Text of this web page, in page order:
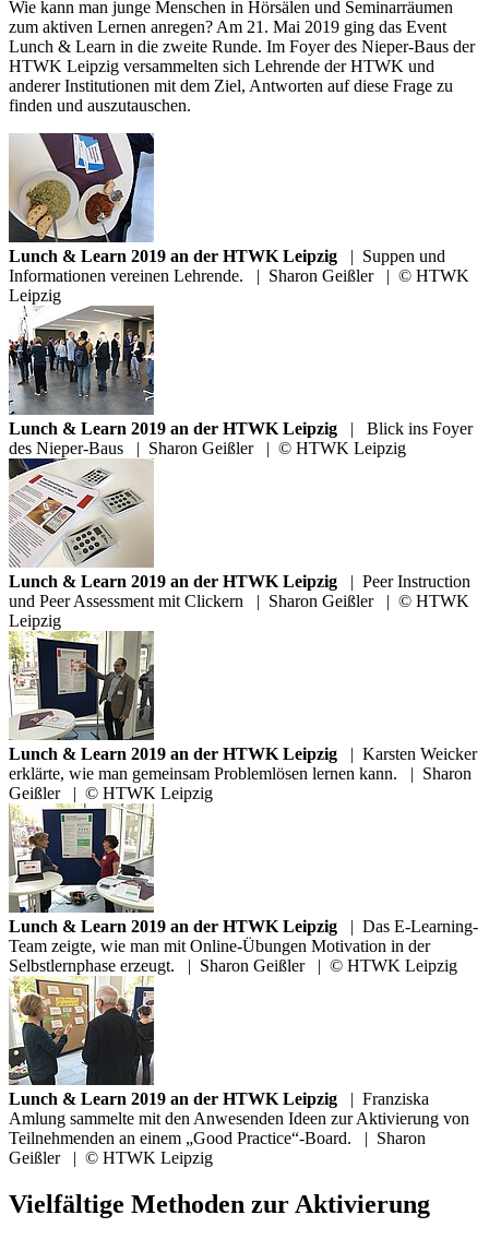
Wie kann man junge Menschen in Hörsälen und Seminarräumen
zum aktiven Lernen anregen? Am 21. Mai 2019 ging das Event
Lunch & Learn in die zweite Runde. Im Foyer des Nieper-Baus der
HTWK Leipzig versammelten sich Lehrende der HTWK und
anderer Institutionen mit dem Ziel, Antworten auf diese Frage zu
finden und auszutauschen.
Lunch & Learn 2019 an der HTWK Leipzig | Suppen und
Informationen vereinen Lehrende.
| Sharon Geißler| © HTWK
Leipzig
Lunch & Learn 2019 an der HTWK Leipzig |
Blick ins Foyer
des Nieper-Baus | Sharon Geißler| © HTWK Leipzig
Lunch & Learn 2019 an der HTWK Leipzig | Peer Instruction
und Peer Assessment mit Clickern | Sharon Geißler| © HTWK
Leipzig
Lunch & Learn 2019 an der HTWK Leipzig | Karsten Weicker
erklärte, wie man gemeinsam Problemlösen lernen kann.
| Sharon
Geißler| © HTWK Leipzig
Lunch & Learn 2019 an der HTWK Leipzig | Das E-Learning-
Team zeigte, wie man mit Online-Übungen Motivation in der
Selbstlernphase erzeugt. | Sharon Geißler| © HTWK Leipzig
Lunch & Learn 2019 an der HTWK Leipzig | Franziska
Amlung sammelte mit den Anwesenden Ideen zur Aktivierung von
Teilnehmenden an einem „Good Practice“-Board. | Sharon
Geißler| © HTWK Leipzig
Vielfältige Methoden zur Aktivierung